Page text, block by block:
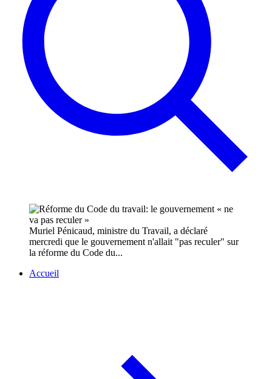
Muriel Pénicaud, ministre du Travail, a déclaré
mercredi que le gouvernement n'allait "pas reculer" sur
la réforme du Code du...
Accueil